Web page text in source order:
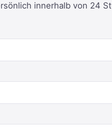
innerhalb von 24